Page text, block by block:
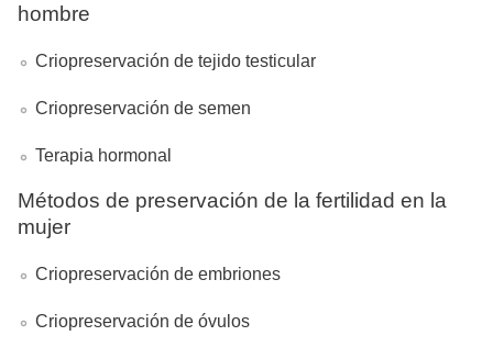
hombre
Criopreservación de tejido testicular
Criopreservación de semen
Terapia hormonal
Métodos de preservación de la fertilidad en la
mujer
Criopreservación de embriones
Criopreservación de óvulos